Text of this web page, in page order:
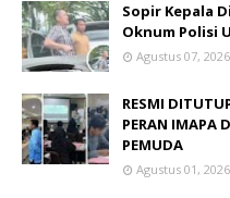
Sopir Kepala
Oknum Polisi
Agustus 07, 2026
RESMI
PERAN IMAPA
PEMUDA
Agustus 01, 2026